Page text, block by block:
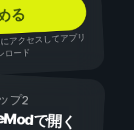
る
アクセスしてアプリ
ロード
プ2
で開く